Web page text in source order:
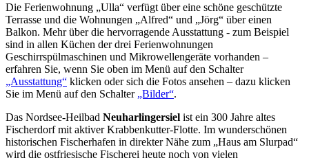
Die Ferienwohnung „Ulla“ verfügt über eine schöne geschützte
Terrasse und die Wohnungen „Alfred“ und „Jörg“ über einen
Balkon. Mehr über die hervorragende Ausstattung - zum Beispiel
sind in allen Küchen der drei Ferienwohnungen
Geschirrspülmaschinen und Mikrowellengeräte vorhanden –
erfahren Sie, wenn Sie oben im Menü auf den Schalter
„Ausstattung“ klicken oder sich die Fotos ansehen – dazu klicken
Sie im Menü auf den Schalter „Bilder“.
Das Nordsee-Heilbad Neuharlingersiel ist ein 300 Jahre altes
Fischerdorf mit aktiver Krabbenkutter-Flotte. Im wunderschönen
historischen Fischerhafen in direkter Nähe zum „Haus am Slurpad“
wird die ostfriesische Fischerei heute noch von vielen